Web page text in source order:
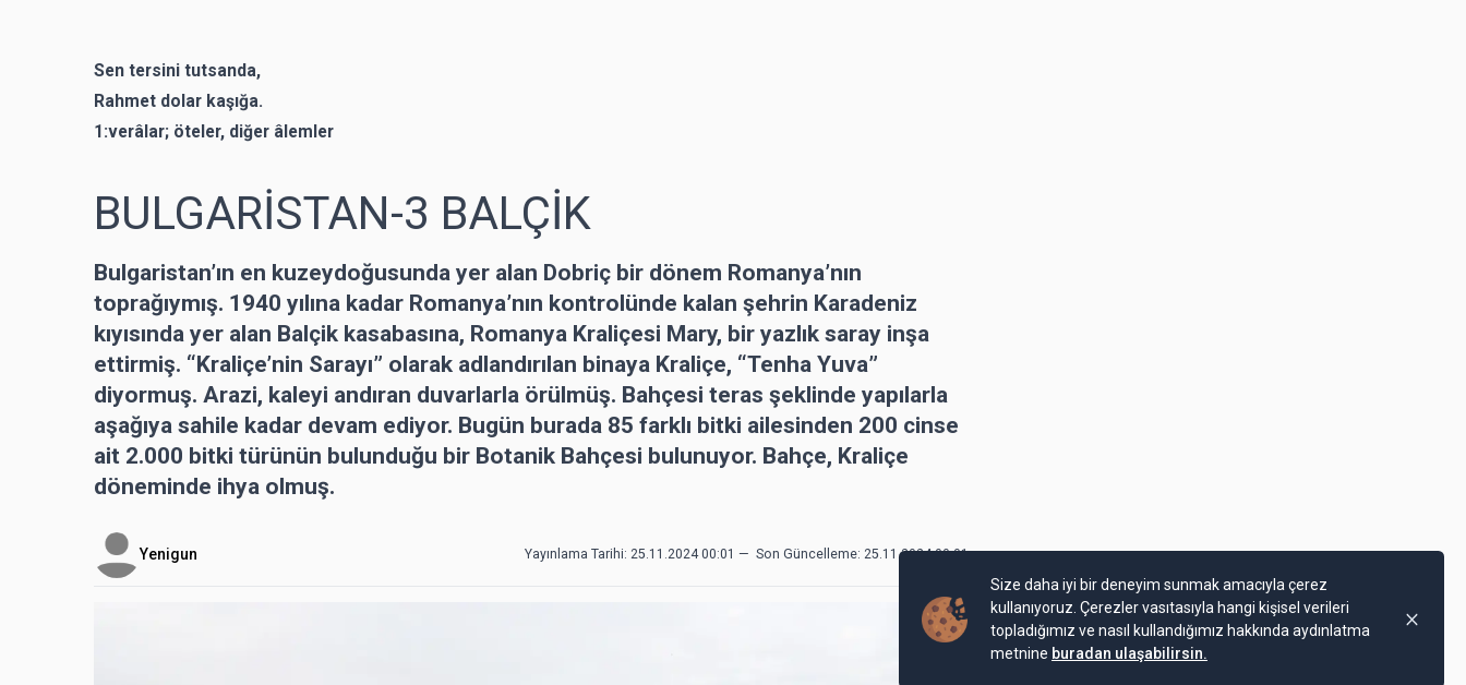
Sen tersini tutsanda,
Rahmet dolar kaşığa.
1:verâlar; öteler, diğer âlemler
BULGARİSTAN-3 BALÇİK
Bulgaristan’ın en kuzeydoğusunda yer alan Dobriç bir dönem Romanya’nın
toprağıymış. 1940 yılına kadar Romanya’nın kontrolünde kalan şehrin Karadeniz
kıyısında yer alan Balçik kasabasına, Romanya Kraliçesi Mary, bir yazlık saray inşa
ettirmiş. “Kraliçe’nin Sarayı” olarak adlandırılan binaya Kraliçe, “Tenha Yuva”
diyormuş. Arazi, kaleyi andıran duvarlarla örülmüş. Bahçesi teras şeklinde yapılarla
aşağıya sahile kadar devam ediyor. Bugün burada 85 farklı bitki ailesinden 200 cinse
ait 2.000 bitki türünün bulunduğu bir Botanik Bahçesi bulunuyor. Bahçe, Kraliçe
döneminde ihya olmuş.
Yenigun Yayınlama Tarihi: 25.11.2024 00:01 — Son Güncelleme: 25.11.2024 00:01
Size daha iyi bir deneyim sunmak amacıyla çerez
kullanıyoruz. Çerezler vasıtasıyla hangi kişisel verileri
topladığımız ve nasıl kullandığımız hakkında aydınlatma
metnine buradan ulaşabilirsin.